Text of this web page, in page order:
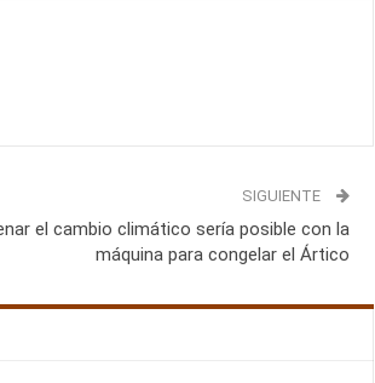
SIGUIENTE
el cambio climático sería posible con la
máquina para congelar el Ártico